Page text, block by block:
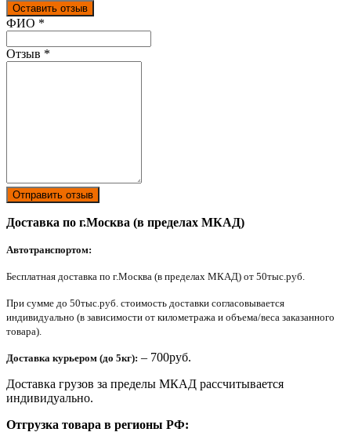
Оставить отзыв
Ваш отзыв был отправлен!
ФИО *
Отзыв *
Отправить отзыв
Доставка по г.Москва (в пределах МКАД)
Автотранспортом:
Бесплатная доставка по г.Москва (в пределах МКАД) от 50тыс.руб.
При сумме до 50тыс.руб. стоимость доставки согласовывается
индивидуально (в зависимости от километража и объема/веса заказанного
товара).
Доставка курьером (до 5кг): – 700руб.
Доставка грузов за пределы МКАД рассчитывается
индивидуально.
Отгрузка товара в регионы РФ: